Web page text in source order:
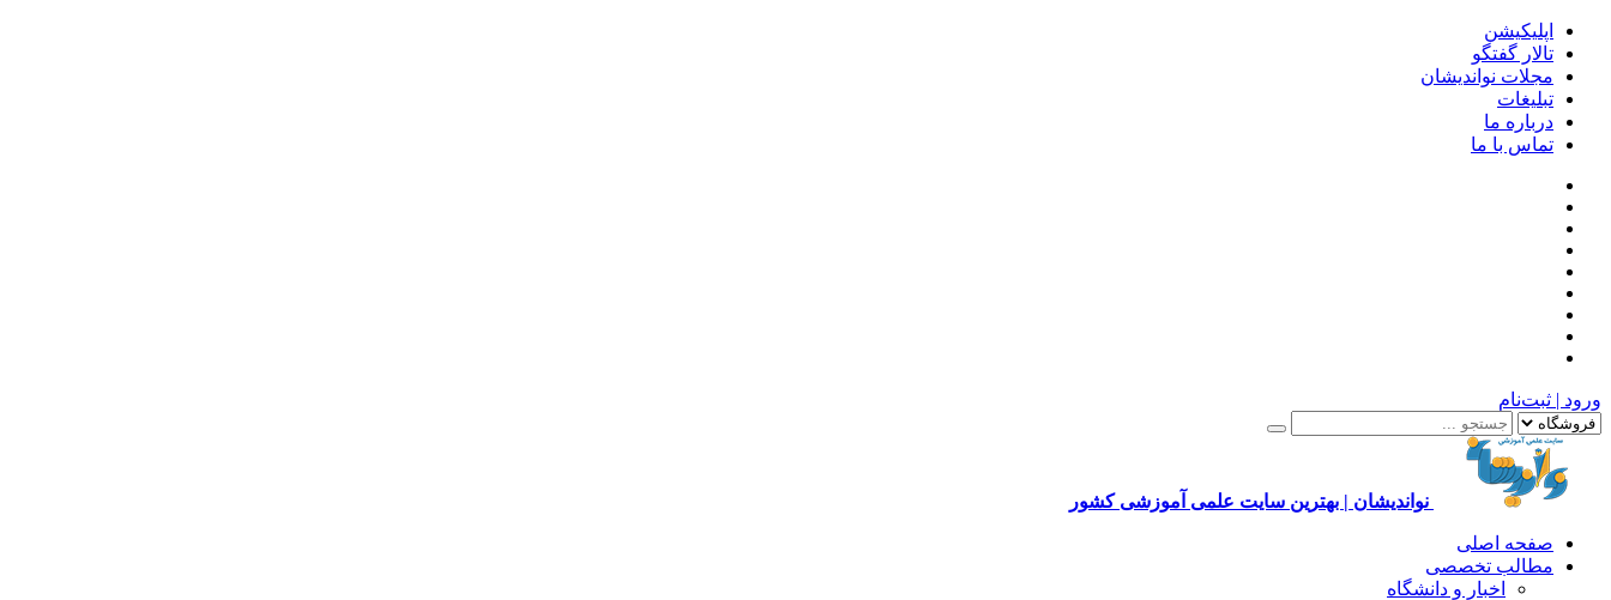
اپلیکیشن
تالار گفتگو
مجلات نواندیشان
تبلیغات
درباره ما
تماس با ما
ورود | ثبت‌نام
نواندیشان | بهترین سایت علمی آموزشی کشور
صفحه اصلی
مطالب تخصصی
اخبار و دانشگاه